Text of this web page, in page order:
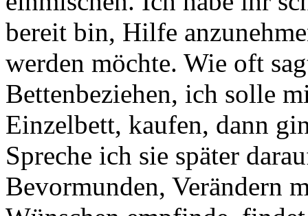
bereit bin, Hilfe
werden möchte. Wie oft
Bettenbeziehen, ich solle
Einzelbett, kaufen, dann
Spreche ich sie später
Bevormunden, Verändern